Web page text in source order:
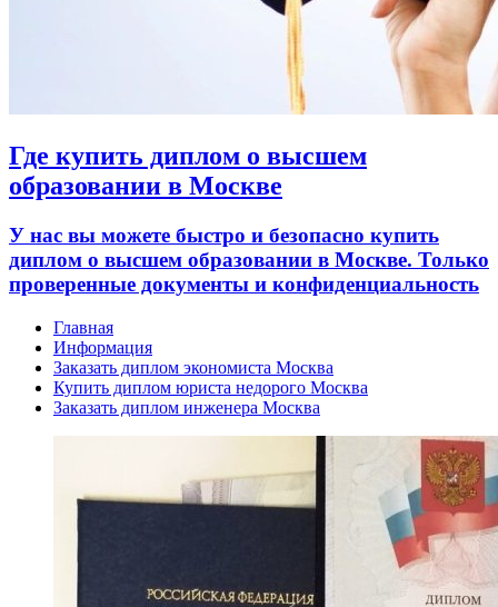
Где купить диплом о высшем
образовании в Москве
У нас вы можете быстро и безопасно купить
диплом о высшем образовании в Москве. Только
проверенные документы и конфиденциальность
Главная
Информация
Заказать диплом экономиста Москва
Купить диплом юриста недорого Москва
Заказать диплом инженера Москва